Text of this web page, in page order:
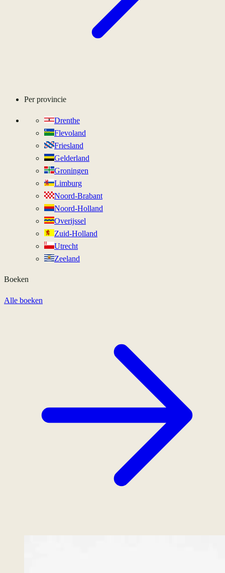
Per provincie
Drenthe
Flevoland
Friesland
Gelderland
Groningen
Limburg
Noord-Brabant
Noord-Holland
Overijssel
Zuid-Holland
Utrecht
Zeeland
Boeken
Alle boeken